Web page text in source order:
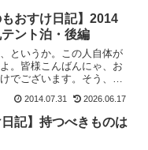
もおすけ日記】2014
ント泊・後編
というか。この人自体が
。皆様こんばんにゃ、お
でございます。そう、こ
喋っていると、会話が途切
。しかも被るかぶる。て言
ても手短...
2014.07.31 2026.06.17
日記】持つべきものは